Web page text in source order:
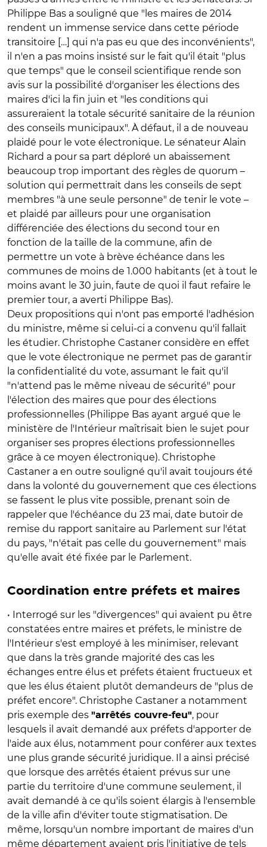
Philippe Bas a souligné que "les maires de 2014
rendent un immense service dans cette période
transitoire […] qui n'a pas eu que des inconvénients",
il n'en a pas moins insisté sur le fait qu'il était "plus
que temps" que le conseil scientifique rende son
avis sur la possibilité d'organiser les élections des
maires d'ici la fin juin et "les conditions qui
assureraient la totale sécurité sanitaire de la réunion
des conseils municipaux". À défaut, il a de nouveau
plaidé pour le vote électronique. Le sénateur Alain
Richard a pour sa part déploré un abaissement
beaucoup trop important des règles de quorum –
solution qui permettrait dans les conseils de sept
membres "à une seule personne" de tenir le vote –
et plaidé par ailleurs pour une organisation
différenciée des élections du second tour en
fonction de la taille de la commune, afin de
permettre un vote à brève échéance dans les
communes de moins de 1.000 habitants (et à tout le
moins avant le 30 juin, faute de quoi il faut refaire le
premier tour, a averti Philippe Bas).
Deux propositions qui n'ont pas emporté l'adhésion
du ministre, même si celui-ci a convenu qu'il fallait
les étudier. Christophe Castaner considère en effet
que le vote électronique ne permet pas de garantir
la confidentialité du vote, assumant le fait qu'il
"n'attend pas le même niveau de sécurité" pour
l'élection des maires que pour des élections
professionnelles (Philippe Bas ayant argué que le
ministère de l'Intérieur maîtrisait bien le sujet pour
organiser ses propres élections professionnelles
grâce à ce moyen électronique). Christophe
Castaner a en outre souligné qu'il avait toujours été
dans la volonté du gouvernement que ces élections
se fassent le plus vite possible, prenant soin de
rappeler que l'échéance du 23 mai, date butoir de
remise du rapport sanitaire au Parlement sur l'état
du pays, "n'était pas celle du gouvernement" mais
qu'elle avait été fixée par le Parlement.
Coordination entre préfets et maires
• Interrogé sur les "divergences" qui avaient pu être
constatées entre maires et préfets, le ministre de
l'Intérieur s'est employé à les minimiser, relevant
que dans la très grande majorité des cas les
échanges entre élus et préfets étaient fructueux et
que les élus étaient plutôt demandeurs de "plus de
préfet encore". Christophe Castaner a notamment
pris exemple des "arrêtés couvre-feu", pour
lesquels il avait demandé aux préfets d'apporter de
l'aide aux élus, notamment pour conférer aux textes
une plus grande sécurité juridique. Il a ainsi précisé
que lorsque des arrêtés étaient prévus sur une
partie du territoire d'une commune seulement, il
avait demandé à ce qu'ils soient élargis à l'ensemble
de la ville afin d'éviter toute stigmatisation. De
même, lorsqu'un nombre important de maires d'un
même département avaient pris l'initiative de tels